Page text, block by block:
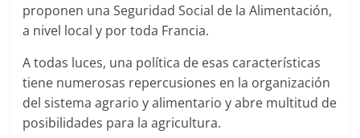
proponen una Seguridad Social de la Alimentación,
a nivel local y por toda Francia.
A todas luces, una política de esas características
tiene numerosas repercusiones en la organización
del sistema agrario y alimentario y abre multitud de
posibilidades para la agricultura.